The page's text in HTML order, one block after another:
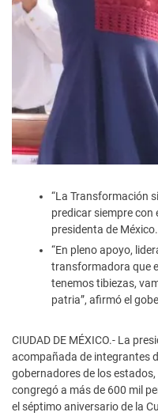
“La Transformación
predicar siempre con
presidenta de México.
“En pleno apoyo,
transformadora que
tenemos tibiezas,
patria”, afirmó el
CIUDAD DE MÉXICO.- La
acompañada de integrantes
gobernadores de los
congregó a más de 600 mil
el séptimo aniversario de la